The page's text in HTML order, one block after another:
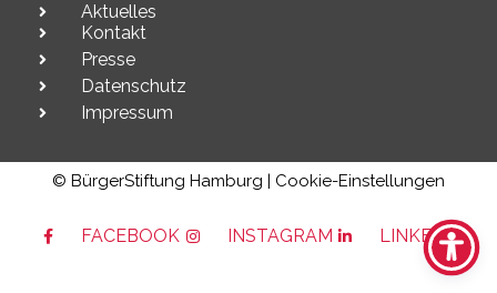
Aktuelles
Kontakt
Presse
Datenschutz
Impressum
© BürgerStiftung Hamburg | Cookie-Einstellungen
FACEBOOK INSTAGRAM LINKEDIN